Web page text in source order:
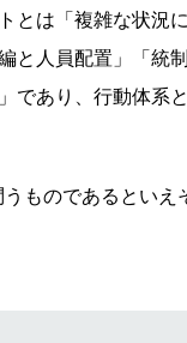
とは「複雑な状況
と人員配置」「統
であり、行動体系
ものであるといえ